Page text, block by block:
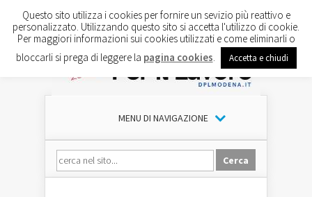
MENU DI NAVIGAZIONE
Questo sito utilizza i cookies per fornire un sevizio più reattivo e
personalizzato. Utilizzando questo sito si accetta l'utilizzo di cookie.
Per maggiori informazioni sui cookies utilizzati e come eliminarli o
bloccarli si prega di leggere la pagina cookies Accetta e chiudi